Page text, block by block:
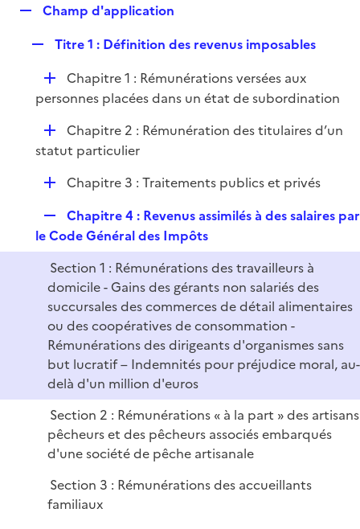
p
p
e
Champ d'application
p
l
i
e
r
Titre 1 : Définition des revenus imposables
D
é
i
Chapitre 1 : Rémunérations versées aux
personnes placées dans un état de subordination
D
é
r
Chapitre 2 : Rémunération des titulaires d’un
statut particulier
D
p
l
e
r
Chapitre 3 : Traitements publics et privés
e
p
l
i
e
r
Chapitre 4 : Revenus assimilés à des salaires par
le Code Général des Impôts
Section 1 : Rémunérations des travailleurs à
domicile - Gains des gérants non salariés des
succursales des commerces de détail alimentaires
ou des coopératives de consommation -
Rémunérations des dirigeants d'organismes sans
but lucratif – Indemnités pour préjudice moral, au-
delà d'un million d'euros
Section 2 : Rémunérations « à la part » des artisans
pêcheurs et des pêcheurs associés embarqués
d'une société de pêche artisanale
Section 3 : Rémunérations des accueillants
familiaux